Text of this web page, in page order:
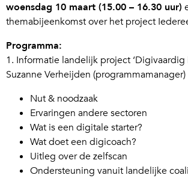
woensdag 10 maart (15.00 – 16.30 uur)
themabijeenkomst over het project
Programma:
1. Informatie landelijk project ‘Digivaardig
Suzanne Verheijden (programmamanager)
Nut & noodzaak
Ervaringen andere sectoren
Wat is een digitale starter?
Wat doet een digicoach?
Uitleg over de zelfscan
Ondersteuning vanuit landelijke